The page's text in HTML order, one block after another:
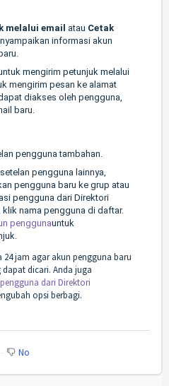
melalui email atau Cetak
informasi akun
mengirim petunjuk melalui
mengirim pesan ke alamat
diakses oleh pengguna,
baru.
pengguna tambahan.
pengguna lainnya,
pengguna baru ke grup atau
pengguna dari Direktori
nama pengguna di daftar.
penggunauntuk
jam agar akun pengguna baru
dicari. Anda juga
dari Direktori
opsi berbagi.
No